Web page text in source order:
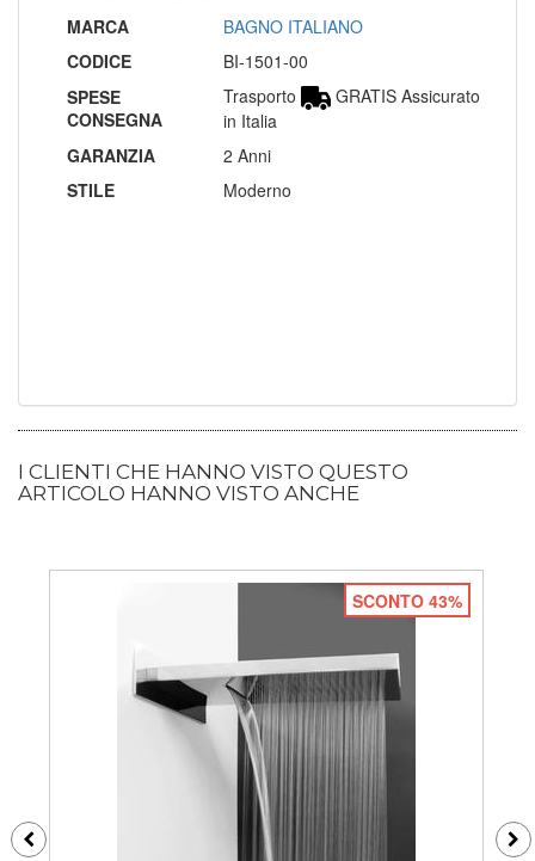
MARCA
BAGNO ITALIANO
CODICE
BI-1501-00
SPESE
CONSEGNA
Trasporto
GRATIS Assicurato
in Italia
GARANZIA
2 Anni
STILE
Moderno
I CLIENTI CHE HANNO VISTO QUESTO
ARTICOLO HANNO VISTO ANCHE
SCONTO 43%